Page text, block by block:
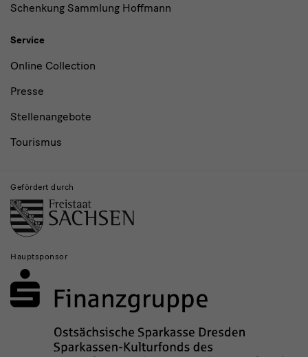
Schenkung Sammlung Hoffmann
Service
Online Collection
Presse
Stellenangebote
Tourismus
Gefördert durch
Hauptsponsor